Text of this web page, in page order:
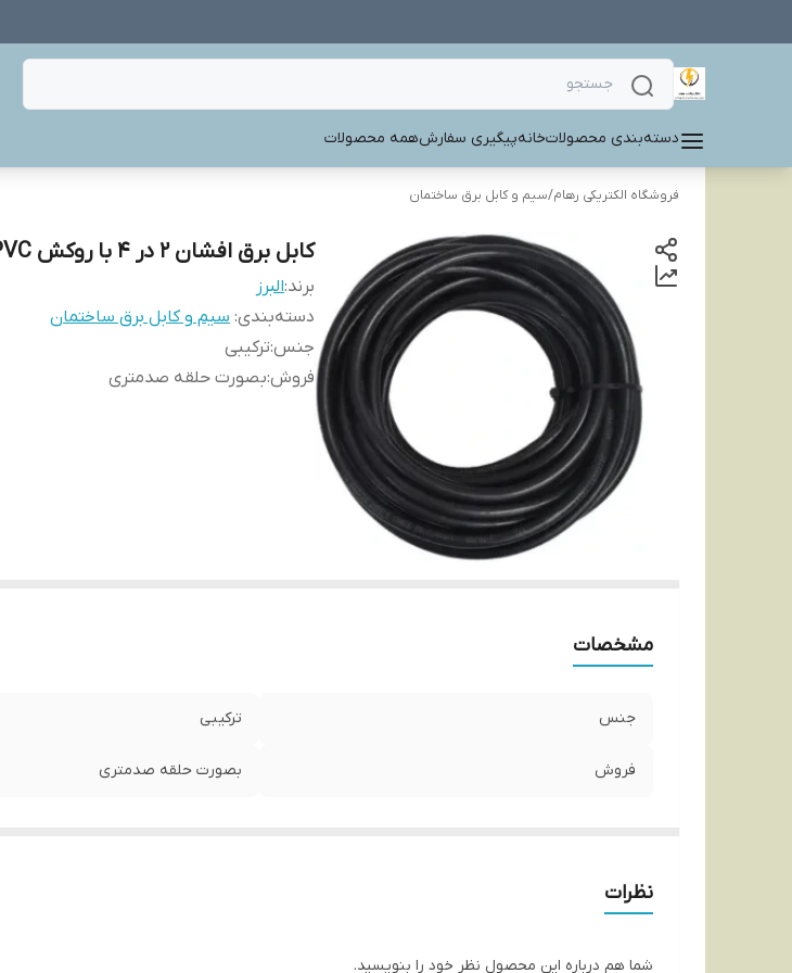
دسته‌بندی محصولاتخانهپیگیری سفارشهمه محصولات
فروشگاه الکتریکی رهام/سیم و کابل برق ساختمان
کابل برق افشان ۲ در ۴ با روکش PVC
برند:البرز
دسته‌بندی: سیم و کابل برق ساختمان
جنس:ترکیبی
فروش:بصورت حلقه صدمتری
مشخصات
جنس ترکیبی
فروش بصورت حلقه صدمتری
نظرات
شما هم درباره این محصول نظر خود را بنویسید.